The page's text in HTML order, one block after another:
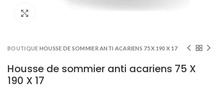
BOUTIQUE HOUSSE DE SOMMIER ANTI ACARIENS 75 X 190 X 17
Housse de sommier anti acariens 75 X
190 X 17